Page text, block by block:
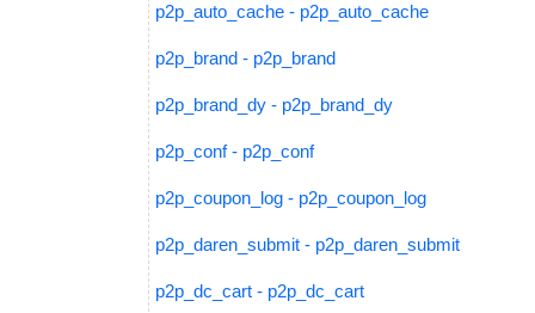
p2p_auto_cache - p2p_auto_cache
p2p_brand - p2p_brand
p2p_brand_dy - p2p_brand_dy
p2p_conf - p2p_conf
p2p_coupon_log - p2p_coupon_log
p2p_daren_submit - p2p_daren_submit
p2p_dc_cart - p2p_dc_cart